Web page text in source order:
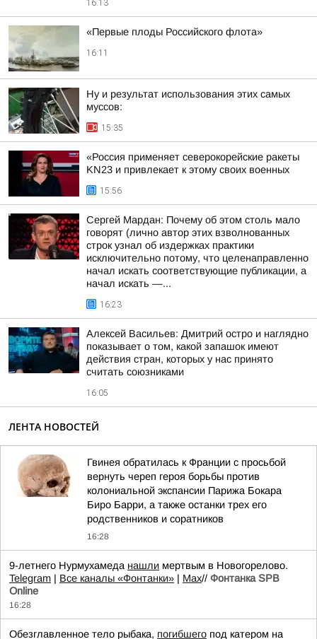
16:13
«Первые плоды Российского флота»
16:11
Ну и результат использования этих самых
муссов:
15:35
«Россия применяет северокорейские ракеты
KN23 и привлекает к этому своих военных
15:56
Сергей Мардан: Почему об этом столь мало
говорят (лично автор этих взволнованных
строк узнал об издержках практики
исключительно потому, что целенаправленно
начал искать соответствующие публикации, а
начал искать —...
16:23
Алексей Васильев: Дмитрий остро и наглядно
показывает о том, какой запашок имеют
действия стран, которых у нас принято
считать союзниками
16:05
ЛЕНТА НОВОСТЕЙ
Гвинея обратилась к Франции с просьбой
вернуть череп героя борьбы против
колониальной экспансии Парижа Бокара
Биро Барри, а также останки трех его
родственников и соратников
16:28
9-летнего Нурмухамеда нашли мертвым в Новогорелово.
Telegram | Все каналы «Фонтанки» | Max// Фонтанка SPB
Online
16:28
Обезглавленное тело рыбака, погибшего под катером на